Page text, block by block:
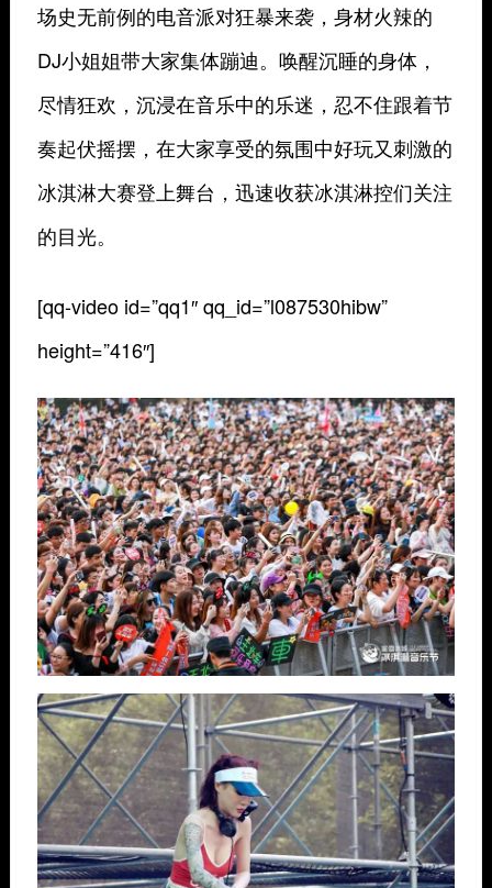
场史无前例的电音派对狂暴来袭， 身材火辣的
DJ小姐姐带大家集体蹦迪。 唤醒沉睡的身体，
尽情狂欢， 沉浸在音乐中的乐迷， 忍不住跟着节
奏起伏摇摆， 在大家享受的氛围中好玩又刺激的
冰淇淋大赛登上舞台， 迅速收获冰淇淋控们关注
的目光。
[qq-video id=”qq1″ qq_id=”l087530hibw”
height=”416″]